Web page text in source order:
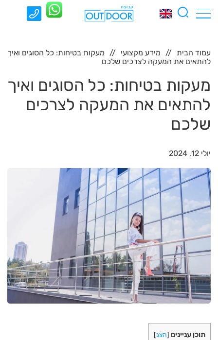
עמוד הבית מידע מקצועי
מעקות בטיחות: כל הסוגים ואיך
להתאים את המעקה לצרכים שלכם
מעקות בטיחות: כל הסוגים ואיך
להתאים את המעקה לצרכים
שלכם
יולי 12, 2024
תוכן עניינים [הצג]